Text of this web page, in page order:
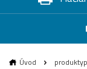
Úvod